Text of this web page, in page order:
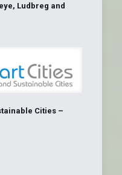
Ludbreg and
Cities –